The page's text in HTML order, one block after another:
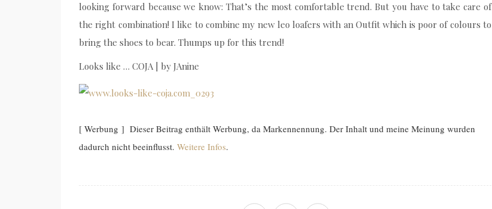
looking forward because we know: That’s the most comfortable trend. But you have to take care of
the right combination! I like to combine my new leo loafers with an Outfit which is poor of colours to
bring the shoes to bear. Thumps up for this trend!
Looks like … COJA | by JAnine
[ Werbung ] Dieser Beitrag enthält Werbung, da Markennennung. Der Inhalt und meine Meinung wurden
dadurch nicht beeinflusst. Weitere Infos.